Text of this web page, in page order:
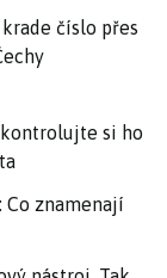
číslo přes
si ho
znamenají